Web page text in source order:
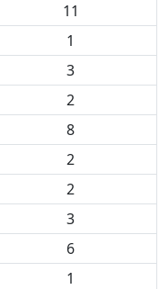
11
1
3
2
8
2
2
3
6
1